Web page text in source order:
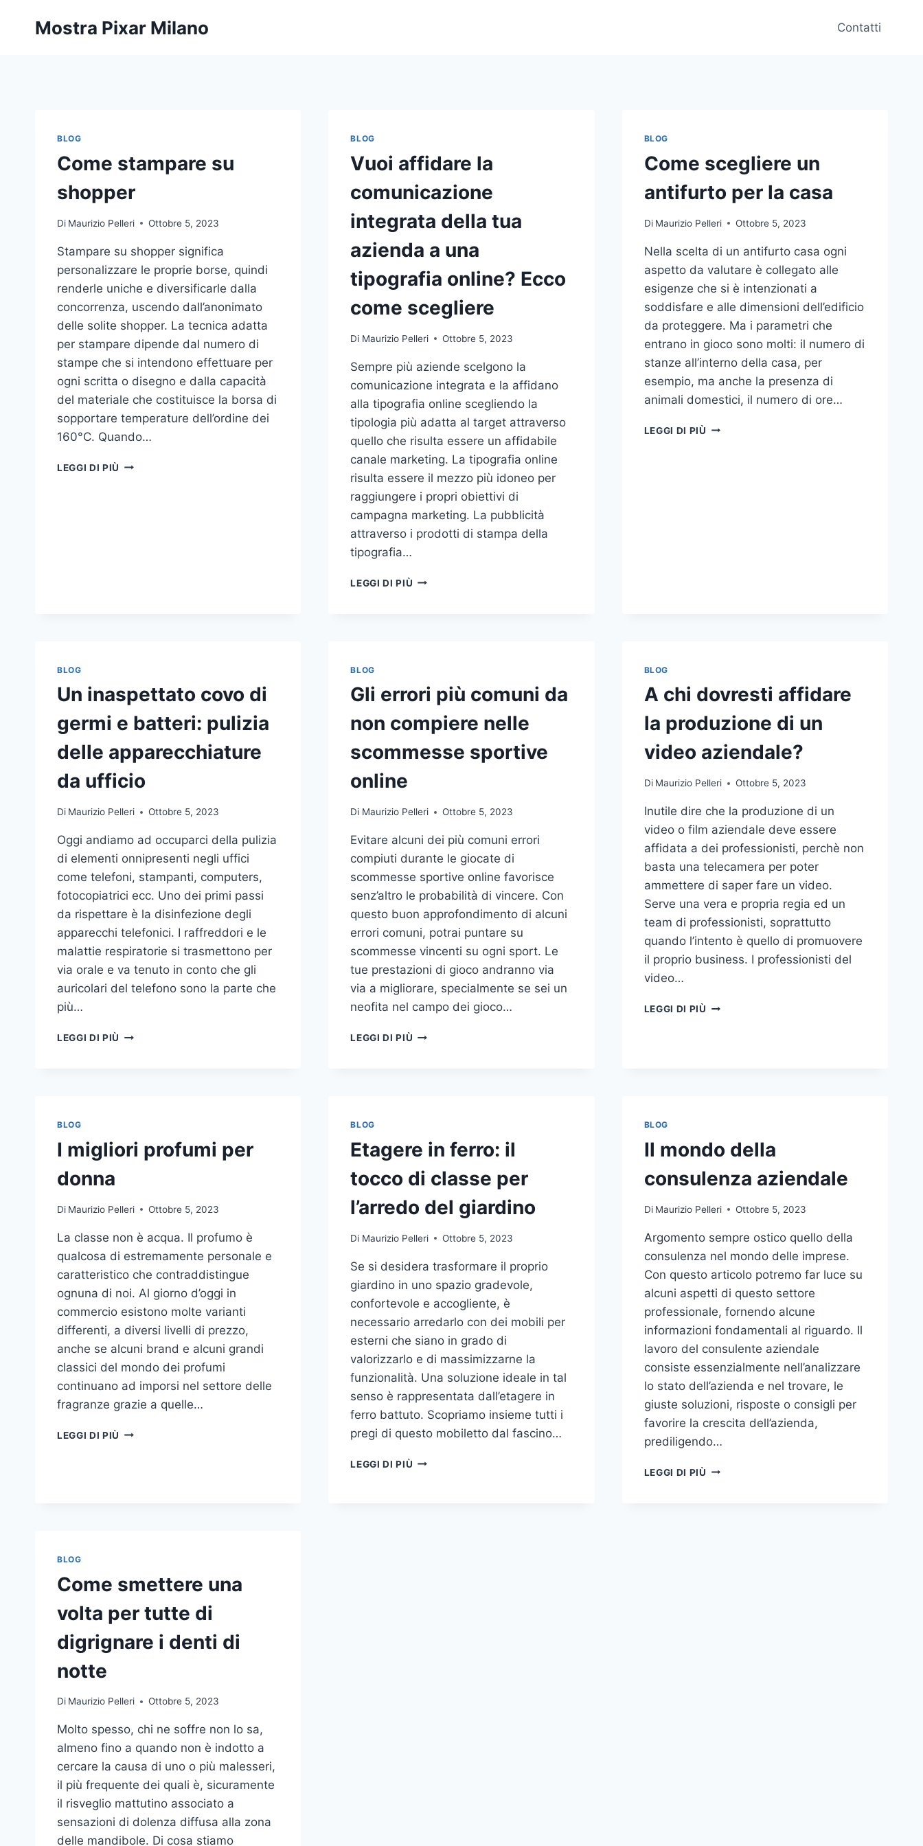
Mostra Pixar Milano Contatti
BLOG
Come stampare su
shopper
Di Maurizio Pelleri Ottobre 5, 2023
Stampare su shopper significa
personalizzare le proprie borse, quindi
renderle uniche e diversificarle dalla
concorrenza, uscendo dall’anonimato
delle solite shopper. La tecnica adatta
per stampare dipende dal numero di
stampe che si intendono effettuare per
ogni scritta o disegno e dalla capacità
del materiale che costituisce la borsa di
sopportare temperature dell’ordine dei
160°C. Quando…
LEGGI DI PIÙ COME
BLOG
Vuoi affidare la
comunicazione
integrata della tua
azienda a una
tipografia online? Ecco
come scegliere
Di Maurizio Pelleri Ottobre 5, 2023
Sempre più aziende scelgono la
comunicazione integrata e la affidano
alla tipografia online scegliendo la
tipologia più adatta al target attraverso
quello che risulta essere un affidabile
canale marketing. La tipografia online
risulta essere il mezzo più idoneo per
raggiungere i propri obiettivi di
campagna marketing. La pubblicità
attraverso i prodotti di stampa della
tipografia…
LEGGI DI PIÙ VUOI
A
TIPOGRAFIA
ONLINE?
ECCO
BLOG
Come scegliere un
antifurto per la casa
Di Maurizio Pelleri Ottobre 5, 2023
Nella scelta di un antifurto casa ogni
aspetto da valutare è collegato alle
esigenze che si è intenzionati a
soddisfare e alle dimensioni dell’edificio
da proteggere. Ma i parametri che
entrano in gioco sono molti: il numero di
stanze all’interno della casa, per
esempio, ma anche la presenza di
animali domestici, il numero di ore…
LEGGI DI PIÙ COME
BLOG
Un inaspettato covo di
germi e batteri: pulizia
delle apparecchiature
da ufficio
Di Maurizio Pelleri Ottobre 5, 2023
Oggi andiamo ad occuparci della pulizia
di elementi onnipresenti negli uffici
come telefoni, stampanti, computers,
fotocopiatrici ecc. Uno dei primi passi
da rispettare è la disinfezione degli
apparecchi telefonici. I raffreddori e le
malattie respiratorie si trasmettono per
via orale e va tenuto in conto che gli
auricolari del telefono sono la parte che
più…
LEGGI DI PIÙ UN
DELLE
APPARECCHIATURE
BLOG
Gli errori più comuni da
non compiere nelle
scommesse sportive
online
Di Maurizio Pelleri Ottobre 5, 2023
Evitare alcuni dei più comuni errori
compiuti durante le giocate di
scommesse sportive online favorisce
senz’altro le probabilità di vincere. Con
questo buon approfondimento di alcuni
errori comuni, potrai puntare su
scommesse vincenti su ogni sport. Le
tue prestazioni di gioco andranno via
via a migliorare, specialmente se sei un
neofita nel campo dei gioco…
LEGGI DI PIÙ GLI
SCOMMESSE
ONLINE
BLOG
A chi dovresti affidare
la produzione di un
video aziendale?
Di Maurizio Pelleri Ottobre 5, 2023
Inutile dire che la produzione di un
video o film aziendale deve essere
affidata a dei professionisti, perchè non
basta una telecamera per poter
ammettere di saper fare un video.
Serve una vera e propria regia ed un
team di professionisti, soprattutto
quando l’intento è quello di promuovere
il proprio business. I professionisti del
video…
LEGGI DI PIÙ
BLOG
I migliori profumi per
donna
Di Maurizio Pelleri Ottobre 5, 2023
La classe non è acqua. Il profumo è
qualcosa di estremamente personale e
caratteristico che contraddistingue
ognuna di noi. Al giorno d’oggi in
commercio esistono molte varianti
differenti, a diversi livelli di prezzo,
anche se alcuni brand e alcuni grandi
classici del mondo dei profumi
continuano ad imporsi nel settore delle
fragranze grazie a quelle…
LEGGI DI PIÙ
BLOG
Etagere in ferro: il
tocco di classe per
l’arredo del giardino
Di Maurizio Pelleri Ottobre 5, 2023
Se si desidera trasformare il proprio
giardino in uno spazio gradevole,
confortevole e accogliente, è
necessario arredarlo con dei mobili per
esterni che siano in grado di
valorizzarlo e di massimizzarne la
funzionalità. Una soluzione ideale in tal
senso è rappresentata dall’etagere in
ferro battuto. Scopriamo insieme tutti i
pregi di questo mobiletto dal fascino…
LEGGI DI PIÙ ETAGERE
BLOG
Il mondo della
consulenza aziendale
Di Maurizio Pelleri Ottobre 5, 2023
Argomento sempre ostico quello della
consulenza nel mondo delle imprese.
Con questo articolo potremo far luce su
alcuni aspetti di questo settore
professionale, fornendo alcune
informazioni fondamentali al riguardo. Il
lavoro del consulente aziendale
consiste essenzialmente nell’analizzare
lo stato dell’azienda e nel trovare, le
giuste soluzioni, risposte o consigli per
favorire la crescita dell’azienda,
prediligendo…
LEGGI DI PIÙ IL
BLOG
Come smettere una
volta per tutte di
digrignare i denti di
notte
Di Maurizio Pelleri Ottobre 5, 2023
Molto spesso, chi ne soffre non lo sa,
almeno fino a quando non è indotto a
cercare la causa di uno o più malesseri,
il più frequente dei quali è, sicuramente
il risveglio mattutino associato a
sensazioni di dolenza diffusa alla zona
delle mandibole. Di cosa stiamo